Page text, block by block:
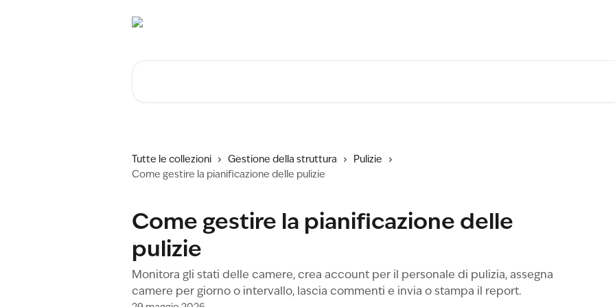
Tutte le collezioni Gestione della struttura
Pulizie
Come gestire la pianificazione delle pulizie
Come gestire la pianificazione delle
pulizie
Monitora gli stati delle camere, crea account per il personale di pulizia, assegna
camere per giorno o intervallo, lascia commenti e invia o stampa il report.